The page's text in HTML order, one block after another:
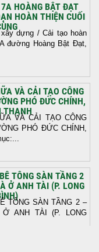
HOÀNG BẬT ĐẠT
HOÀN THIỆN CUỐI
dựng / Cải tạo hoàn
đường Hoàng Bật Đạt,
VÀ CẢI TẠO CÔNG
PHÓ ĐỨC CHÍNH,
THẠNH
VÀ CẢI TẠO CÔNG
PHÓ ĐỨC CHÍNH,
TÔNG SÀN TẦNG 2
Ở ANH TÀI (P. LONG
TÔNG SÀN TẦNG 2 –
Ở ANH TÀI (P. LONG